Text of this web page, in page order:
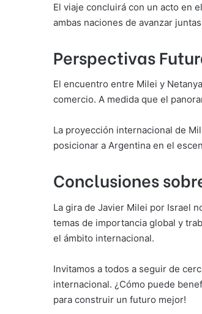
El viaje concluirá con un acto en
ambas naciones de avanzar
Perspectivas
El encuentro entre Milei y
comercio. A medida que el
La proyección internacional de
posicionar a Argentina en el
Conclusiones
La gira de Javier Milei por Israel
temas de importancia global y
el ámbito internacional.
Invitamos a todos a seguir de
internacional. ¿Cómo puede
para construir un futuro mejor!